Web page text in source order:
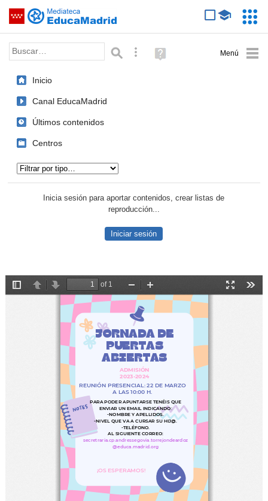
Saltar navegación
Palabra o frase: Búsqueda avanzada
Ayuda
(en
Inicio
Canal EducaMadrid
Últimos contenidos
Centros
Inicia sesión para aportar contenidos, crear listas de
reproducción...
Iniciar sesión